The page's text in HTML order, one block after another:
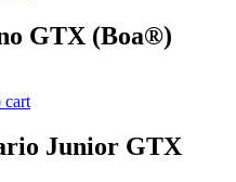
GTX (Boa®)
cart
Junior GTX